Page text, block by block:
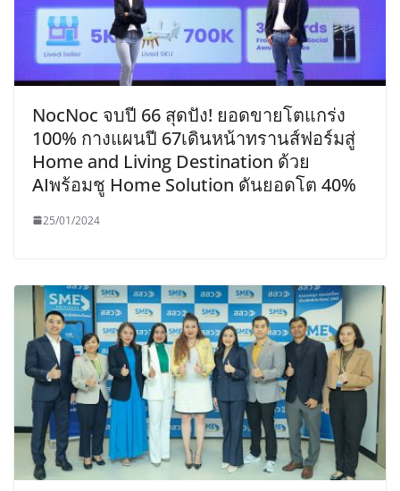
NocNoc จบปี 66 สุดปัง! ยอดขายโตแกร่ง
100% กางแผนปี 67เดินหน้าทรานส์ฟอร์มสู่
Home and Living Destination ด้วย
AIพร้อมชู Home Solution ดันยอดโต 40%
25/01/2024